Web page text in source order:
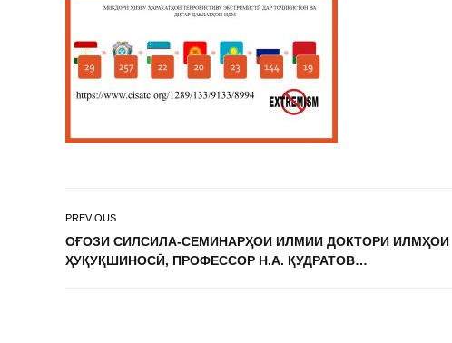
PREVIOUS
ОҒОЗИ СИЛСИЛА-СЕМИНАРҲОИ ИЛМИИ ДОКТОРИ ИЛМҲОИ
ҲУҚУҚШИНОСӢ, ПРОФЕССОР Н.А. ҚУДРАТОВ…